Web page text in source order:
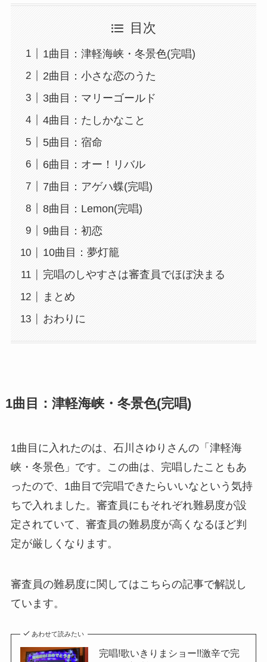
目次
1曲目：津軽海峡・冬景色(完唱)
2曲目：小さな恋のうた
3曲目：マリーゴールド
4曲目：たしかなこと
5曲目：宿命
6曲目：オー！リバル
7曲目：アゲハ蝶(完唱)
8曲目：Lemon(完唱)
9曲目：初恋
10曲目：夢灯籠
完唱のしやすさは審査員でほぼ決まる
まとめ
おわりに
1曲目：津軽海峡・冬景色(完唱)
1曲目に入れたのは、石川さゆりさんの「津軽海
峡・冬景色」です。この曲は、完唱したこともあ
ったので、1曲目で完唱できたらいいなという気持
ちで入れました。審査員にもそれぞれ難易度が設
定されていて、審査員の難易度が高くなるほど判
定が厳しくなります。
審査員の難易度に関してはこちらの記事で解説し
ています。
あわせて読みたい
完唱!歌いきりまショー!!激辛で完